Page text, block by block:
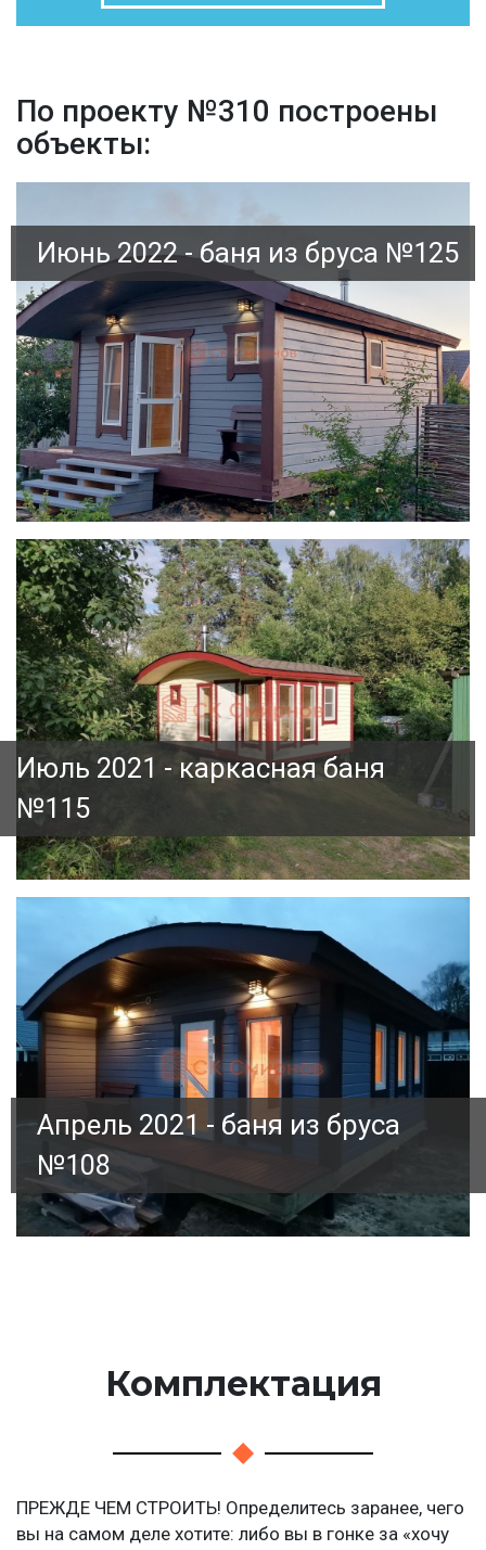
По проекту №310 построены
объекты:
Июнь 2022 - баня из бруса №125
Июль 2021 - каркасная баня
№115
Апрель 2021 - баня из бруса
№108
Комплектация
ПРЕЖДЕ ЧЕМ СТРОИТЬ! Определитесь заранее, чего
вы на самом деле хотите: либо вы в гонке за «хочу